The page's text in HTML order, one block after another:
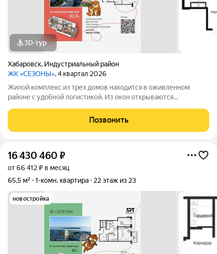
3D-тур
Хабаровск, Индустриальный район
ЖК «СЕЗОНЫ», 4 квартал 2026
Жилой комплекс из трех домов находится в оживленном
районе с удобной логистикой. Из окон открываются
районе уже есть все, что обеспечивает комфорт и помогает
жить с удовольствием. При этом, нам
Позвонить
16 430 460 ₽
от 66 412 ₽ в месяц
65,5 м²
1-комн. квартира 22 этаж из 23
новостройка